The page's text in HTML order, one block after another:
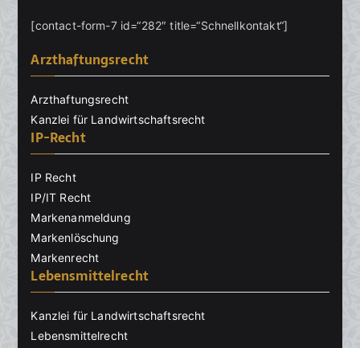
[contact-form-7 id=“282″ title=“Schnellkontakt“]
Arzthaftungsrecht
Arzthaftungsrecht
Kanzlei für Landwirtschaftsrecht
IP-Recht
IP Recht
IP/IT Recht
Markenanmeldung
Markenlöschung
Markenrecht
Lebensmittelrecht
Kanzlei für Landwirtschaftsrecht
Lebensmittelrecht